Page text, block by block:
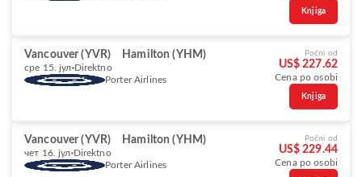
Knjiga
Vancouver (YVR) Hamilton (YHM)
сре 15. јул Direktno
Porter Airlines
Počni od
US$ 227.62
Cena po osobi
Knjiga
Vancouver (YVR) Hamilton (YHM)
чет 16. јул Direktno
Porter Airlines
Počni od
US$ 229.44
Cena po osobi